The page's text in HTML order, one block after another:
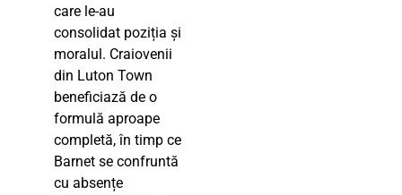
care le-au
consolidat poziția și
moralul. Craiovenii
din Luton Town
beneficiază de o
formulă aproape
completă, în timp ce
Barnet se confruntă
cu absențe